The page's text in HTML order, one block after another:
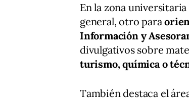
En la zona
general, otro para
Información y
divulgativos sobre
turismo, química o
También destaca el